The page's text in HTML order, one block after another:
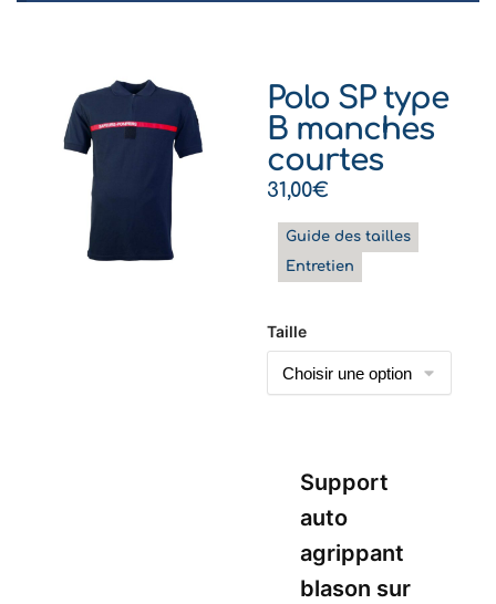
Polo SP type
B manches
courtes
31,00€
Guide des tailles
Entretien
Taille
Support
auto
agrippant
blason sur